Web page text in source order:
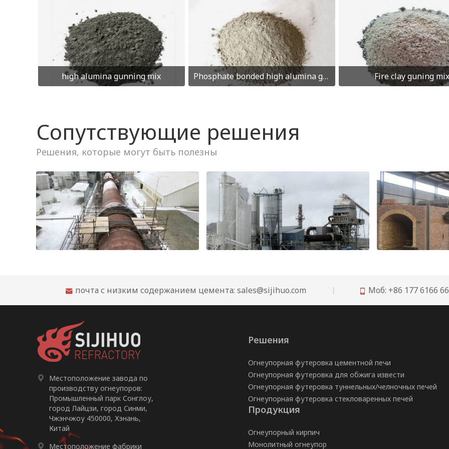
high alumina gunning mix Phosphate bonded high alumina guning mix Fire clay guning mix
Сопутствующие решения
 почта с низким содержанием цемента: sales@sijihuo.com  Моб: +86 177 6166

Местоположение завода по
производству огнеупоров:
Промышленный парк Сонглоу,
город Лайцзи, город Синми,
Чжэнчжоу 450000, Хэнань,
Китай
 Местоположение фабрики
Решения
Огнеупорная футеровка цементной печи
Огнеупорная футеровка для обжига извести
Огнеупорная футеровка туннельных/челночных печей
Огнеупорная футеровка стекловаренных печей
Продукция
Огнеупорный кирпич
Монолитный огнеупор